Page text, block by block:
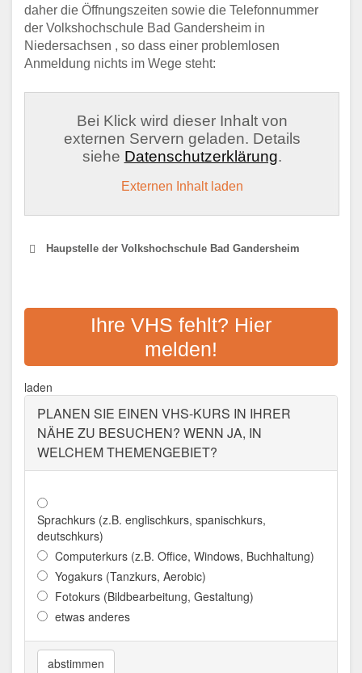
daher die Öffnungszeiten sowie die Telefonnummer
der Volkshochschule Bad Gandersheim in
Niedersachsen , so dass einer problemlosen
Anmeldung nichts im Wege steht:
Bei Klick wird dieser Inhalt von
externen Servern geladen. Details
siehe Datenschutzerklärung.
Externen Inhalt laden
Haupstelle der Volkshochschule Bad Gandersheim
KVHS NORTHEIM
Adresse: An der Schule 2, 37574 Einbeck
Ihre VHS fehlt? Hier
melden!
laden
PLANEN SIE EINEN VHS-KURS IN IHRER
NÄHE ZU BESUCHEN? WENN JA, IN
WELCHEM THEMENGEBIET?
Sprachkurs (z.B. englischkurs, spanischkurs,
deutschkurs)
Computerkurs (z.B. Office, Windows, Buchhaltung)
Yogakurs (Tanzkurs, Aerobic)
Fotokurs (Bildbearbeitung, Gestaltung)
etwas anderes
abstimmen